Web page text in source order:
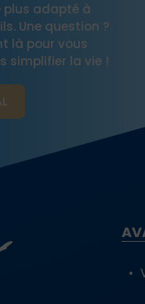
plus adapté à
Une question ?
là pour vous
simplifier la vie !